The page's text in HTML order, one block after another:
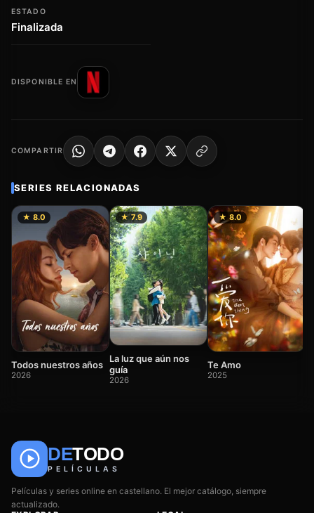
ESTADO
Finalizada
DISPONIBLE EN
COMPARTIR
SERIES RELACIONADAS
★ 8.0
Todos nuestros años
2026
★ 7.9
La luz que aún nos
guía
2026
★ 8.0
Te Amo
2025
DETODO
PELÍCULAS
Películas y series online en castellano. El mejor catálogo, siempre
actualizado.
🎬
Películas